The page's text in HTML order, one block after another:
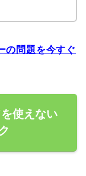
の問題を今すぐ
使えない